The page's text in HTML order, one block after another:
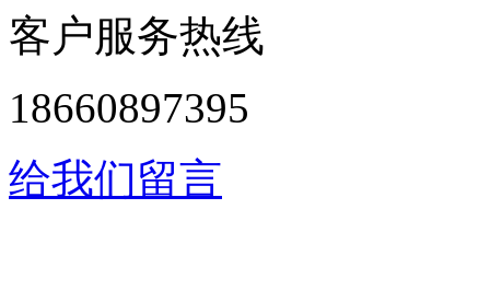
客户服务热线
18660897395
给我们留言